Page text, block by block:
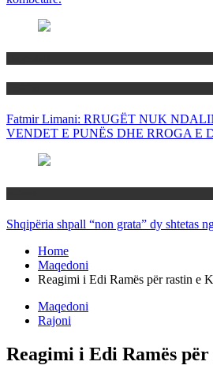
Fatmir Limani: RRUGËT NUK
VENDET E PUNËS DHE RROGA E
Shqipëria shpall “non grata” dy shtetas
Home
Maqedoni
Reagimi i Edi Ramës për rastin e
Maqedoni
Rajoni
Reagimi i Edi Ramës